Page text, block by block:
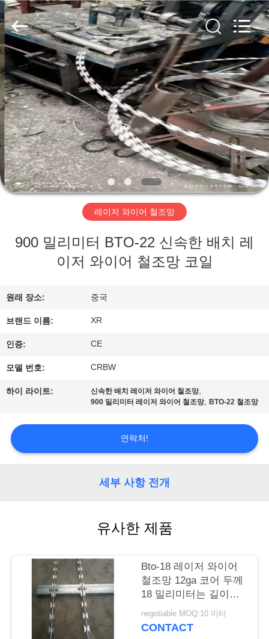
집
제
품
우
리
대
여
공
장
여
품
2026
AN
PING
XI
RUN
METAL
CO.,LTD.
All
Rights
Reserved.
레이저 와이어 철조망
900 밀리미터 BTO-22 신속한 배치 레
이저 와이어 철조망 코일
원래 장소: 중국
브랜드 이름: XR
인증: CE
모델 번호: CRBW
하이 라이트: 신속한 배치 레이저 와이어 철조망,
900 밀리미터 레이저 와이어 철조망,BTO-22 철조망
연락처!
세부 사항 전개
유사한 제품
Bto-18 레이저 와이어
철조망 12ga 코어 두께
18 밀리미터는 길이에
미늘을 답니다
negotiable MOQ:10 미터
CONTACT